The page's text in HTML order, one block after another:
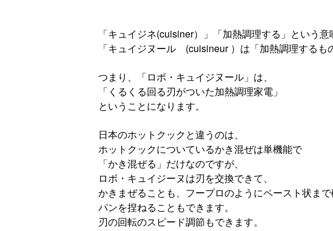
「キュイジネ(cuisiner）」「加熱調理する」という
「キュイジヌール (cuisineur ）は「加熱調理するも
つまり、「ロボ・キュイジヌール」は、
「くるくる回る刃がついた加熱調理家電」
ということになります。
日本のホットクックと違うのは、
ホットクックについているかき混ぜは単機能で
「かき混ぜる」だけなのですが、
ロボ・キュイジーヌは刃を交換できて、
かきまぜることも、フープロのようにペースト状まで
パンを捏ねることもできます。
刃の回転のスピード調節もできます。